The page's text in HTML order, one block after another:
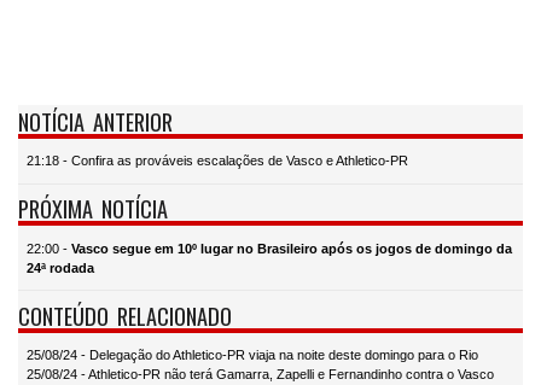
NOTÍCIA ANTERIOR
21:18 - Confira as prováveis escalações de Vasco e Athletico-PR
PRÓXIMA NOTÍCIA
22:00 - Vasco segue em 10º lugar no Brasileiro após os jogos de domingo da
24ª rodada
CONTEÚDO RELACIONADO
25/08/24 - Delegação do Athletico-PR viaja na noite deste domingo para o Rio
25/08/24 - Athletico-PR não terá Gamarra, Zapelli e Fernandinho contra o Vasco